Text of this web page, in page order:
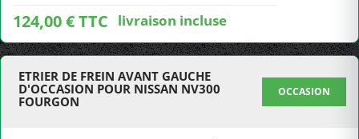
124,00 € TTC livraison incluse
ETRIER DE FREIN AVANT GAUCHE
D'OCCASION POUR NISSAN NV300
FOURGON
OCCASION